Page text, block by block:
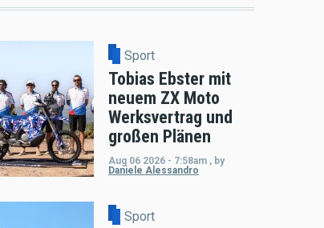
Sport
Tobias Ebster mit
neuem ZX Moto
Werksvertrag und
großen Plänen
Aug 06 2026 - 7:58am , by
Daniele Alessandro
Sport